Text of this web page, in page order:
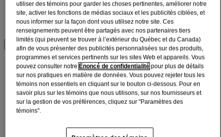
ABC des premiers soins
SOINS DES PLAIES À DOMICILE
Notre Histoire
OÙ ACHETER
7 PANSEMENTS BAND-AID®WATER
BLOCK FLEX®, TRÈS GRANDS, 100 %
IMPERMÉABLES, UN FORMAT
couvrent et protègent les coupures, éraflures et plaies mineures.
utiliser des témoins pour garder les choses pertinentes, améliorer notre
site, activer les fonctions de médias sociaux et les publicités ciblées, et
nous informer sur la façon dont vous utilisez notre site. Ces
renseignements peuvent être partagés avec nos partenaires tiers
limités (qui peuvent se trouver à l’extérieur du Québec et du Canada)
afin de vous présenter des publicités personnalisées sur des produits,
programmes et services pertinents sur les sites Web et appareils. Vous
pouvez consulter notre Énoncé de confidentialité pour plus de détails
sur nos pratiques en matière de données. Vous pouvez rejeter tous les
témoins non essentiels en cliquant sur le bouton ci-dessous. Pour en
savoir plus sur les témoins que nous utilisons, sur nos fournisseurs et
sur la gestion de vos préférences, cliquez sur "Paramètres des
témoins".